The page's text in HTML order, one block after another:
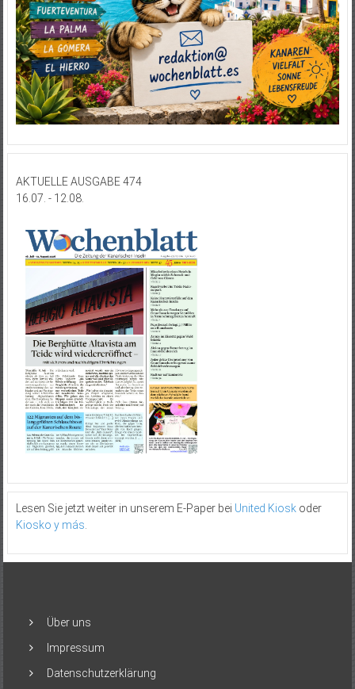
AKTUELLE AUSGABE 474
16.07. - 12.08.
Lesen Sie jetzt weiter in unserem E-Paper bei United Kioskoder
Kiosko y más
Über uns
Impressum
Datenschutzerklärung